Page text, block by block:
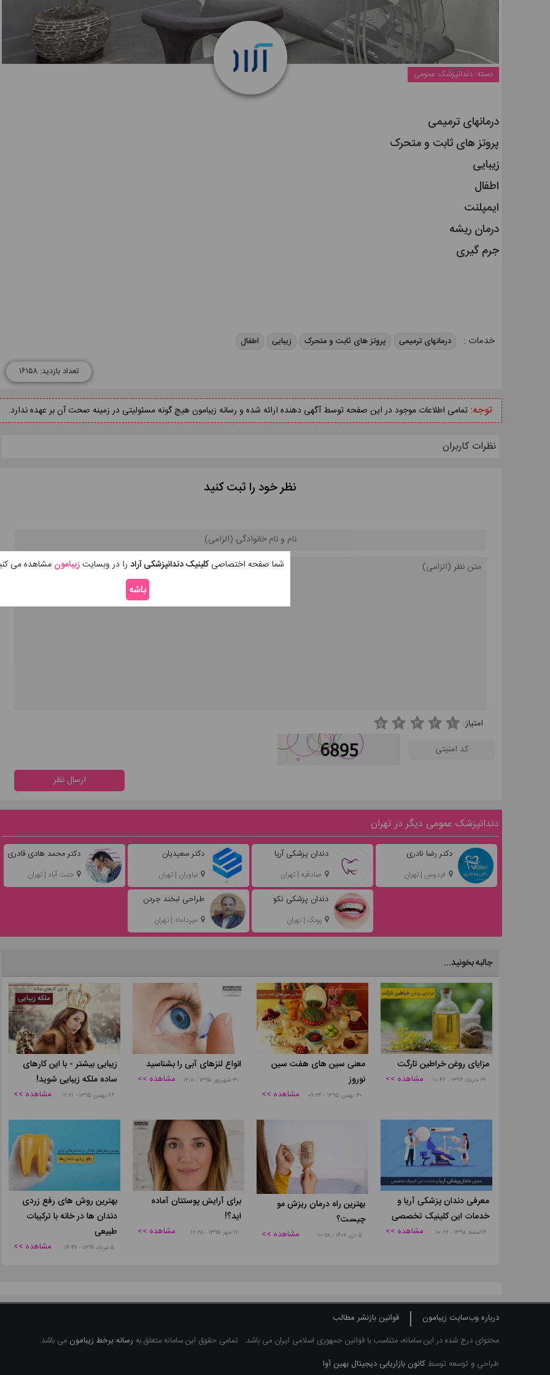
شما صفحه اختصاصیکلینیک دندانپزشکی آراد را در وبسایتزیبامون مشاهده می
باشه
دسته:دندانپزشک عمومی
درمانهای ترمیمی
پروتز های ثابت و متحرک
زیبایی
اطفال
ایمپلنت
درمان ریشه
جرم گیری
خدمات : درمانهای ترمیمی پروتز های ثابت و متحرک زیبایی اطفال
تعداد بازدید: ۱۶۱۵۸
توجه: تمامی اطلاعات موجود در این صفحه توسط آگهی دهنده ارائه شده و رسانه زیبامون هیچ گونه مسئولیتی در زمینه صحت آن بر عهده ندارد.
نظرات کاربران
نظر خود را ثبت کنید
امتیاز: ۱ ۲ ۳ ۴ ۵
ارسال نظر
دندانپزشک عمومی دیگر در تهران
دکتر رضا نادری
فردوس | تهران
دندان پزشکی آریا
صادقیه | تهران
دکتر سعیدیان
نیاوران | تهران
دکتر محمد هادی قادری
جنت آباد | تهران
دندان پزشکی نکو
پونک | تهران
طراحی لبخند جردن
میرداماد | تهران
جالبه بخونید...
مزایای روغن خراطین تارگت
۳۱ خرداد ۱۳۹۶ - ۱۰:۴۶ مشاهده >>
معنی سین های هفت سین
نوروز
۳۰ بهمن ۱۳۹۵ - ۰۹:۲۴ مشاهده >>
انواع لنزهای آبی را بشناسید
۳۱ شهریور ۱۳۹۵ - ۱۲:۱۱ مشاهده >>
زیبایی بیشتر - با این کارهای
ساده ملکه زیبایی شوید!
۲۶ بهمن ۱۳۹۵ - ۱۲:۲۱ مشاهده >>
معرفی دندان پزشکی آریا و
خدمات این کلینیک تخصصی
۴ اسفند ۱۳۹۸ - ۱۰:۲۲ مشاهده >>
بهترین راه درمان ریزش مو
چیست؟
۵ دی ۱۴۰۲ - ۱۰:۲۸ مشاهده >>
برای آرایش پوستتان آماده‌
اید؟!
۱۷ مهر ۱۳۹۵ - ۱۲:۲۸ مشاهده >>
بهترین روش های رفع زردی
دندان ها در خانه با ترکیبات
طبیعی
۵ مرداد ۱۳۹۹ - ۱۴:۴۷ مشاهده >>
درباره وب‌سایت زیبامون
قوانین بازنشر مطالب
محتوای درج شده در این سامانه، متناسب با قوانین جمهوری اسلامی ایران می باشد. تمامی حقوق این سامانه متعلق به رسانه برخط زیبامون می باشد.
طراحی و توسعه توسطکانون بازاریابی دیجیتال بهین آوا